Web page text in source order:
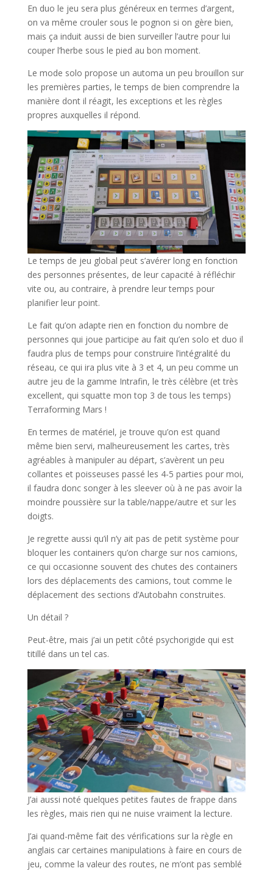
En duo le jeu sera plus généreux en termes d’argent,
on va même crouler sous le pognon si on gère bien,
mais ça induit aussi de bien surveiller l’autre pour lui
couper l’herbe sous le pied au bon moment.
Le mode solo propose un automa un peu brouillon sur
les premières parties, le temps de bien comprendre la
manière dont il réagit, les exceptions et les règles
propres auxquelles il répond.
Le temps de jeu global peut s’avérer long en fonction
des personnes présentes, de leur capacité à réfléchir
vite ou, au contraire, à prendre leur temps pour
planifier leur point.
Le fait qu’on adapte rien en fonction du nombre de
personnes qui joue participe au fait qu’en solo et duo il
faudra plus de temps pour construire l’intégralité du
réseau, ce qui ira plus vite à 3 et 4, un peu comme un
autre jeu de la gamme Intrafin, le très célèbre (et très
excellent, qui squatte mon top 3 de tous les temps)
Terraforming Mars !
En termes de matériel, je trouve qu’on est quand
même bien servi, malheureusement les cartes, très
agréables à manipuler au départ, s’avèrent un peu
collantes et poisseuses passé les 4-5 parties pour moi,
il faudra donc songer à les sleever où à ne pas avoir la
moindre poussière sur la table/nappe/autre et sur les
doigts.
Je regrette aussi qu’il n’y ait pas de petit système pour
bloquer les containers qu’on charge sur nos camions,
ce qui occasionne souvent des chutes des containers
lors des déplacements des camions, tout comme le
déplacement des sections d’Autobahn construites.
Un détail ?
Peut-être, mais j’ai un petit côté psychorigide qui est
titillé dans un tel cas.
J’ai aussi noté quelques petites fautes de frappe dans
les règles, mais rien qui ne nuise vraiment la lecture.
J’ai quand-même fait des vérifications sur la règle en
anglais car certaines manipulations à faire en cours de
jeu, comme la valeur des routes, ne m’ont pas semblé